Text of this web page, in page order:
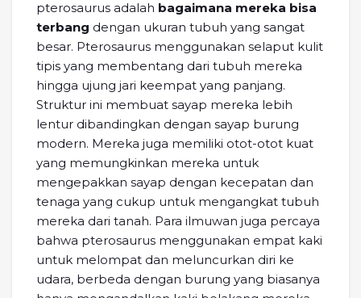
pterosaurus adalah bagaimana mereka bisa
terbang dengan ukuran tubuh yang sangat
besar. Pterosaurus menggunakan selaput kulit
tipis yang membentang dari tubuh mereka
hingga ujung jari keempat yang panjang.
Struktur ini membuat sayap mereka lebih
lentur dibandingkan dengan sayap burung
modern. Mereka juga memiliki otot-otot kuat
yang memungkinkan mereka untuk
mengepakkan sayap dengan kecepatan dan
tenaga yang cukup untuk mengangkat tubuh
mereka dari tanah. Para ilmuwan juga percaya
bahwa pterosaurus menggunakan empat kaki
untuk melompat dan meluncurkan diri ke
udara, berbeda dengan burung yang biasanya